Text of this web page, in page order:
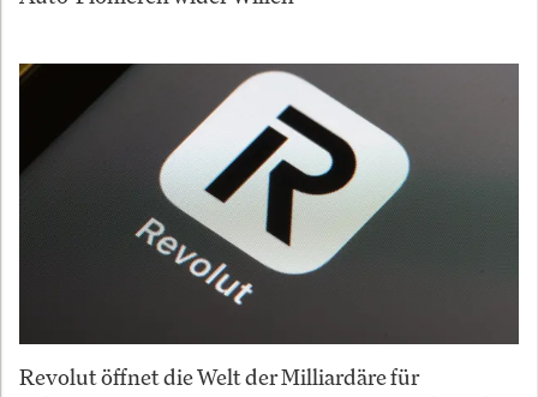
Revolut öffnet die Welt der Milliardäre für